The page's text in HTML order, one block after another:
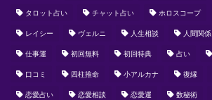
タロット占い チャット占い ホロスコープ
レイシー ヴェルニ 人生相談 人間関係
仕事運 初回無料 初回特典 占い
口コミ 四柱推命 小アルカナ 復縁
恋愛占い 恋愛相談 恋愛運 数秘術